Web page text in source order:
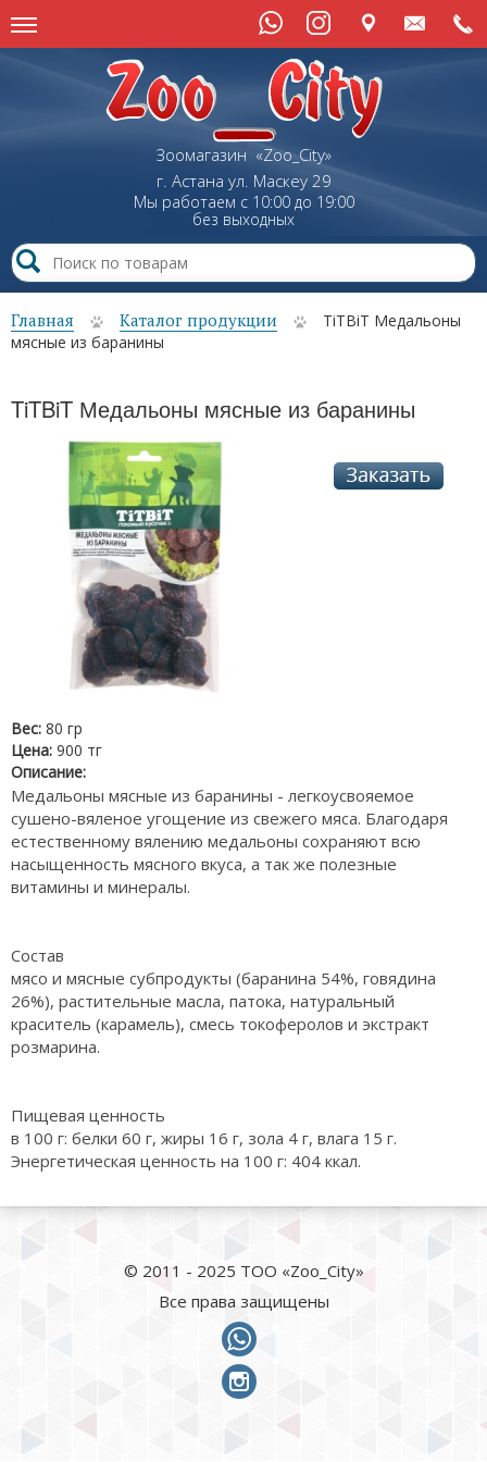
Зоомагазин «Zoo_City»
г. Астана ул. Маскеу29
Мы работаем с 10:00 до 19:00
без выходных
Главная Каталог продукции
TiTBiT Медальоны
мясные из баранины
TiTBiT Медальоны мясные из баранины
Вес: 80 гр
Цена: 900 тг
Описание:
Медальоны мясные из баранины - легкоусвояемое
сушено-вяленое угощение из свежего мяса. Благодаря
естественному вялению медальоны сохраняют всю
насыщенность мясного вкуса, а так же полезные
витамины и минералы.
Состав
мясо и мясные субпродукты (баранина 54%, говядина
26%), растительные масла, патока, натуральный
краситель (карамель), смесь токоферолов и экстракт
розмарина.
Пищевая ценность
в 100 г: белки 60 г, жиры 16 г, зола 4 г, влага 15 г.
Энергетическая ценность на 100 г: 404 ккал.
© 2011 - 2025 ТОО «Zoo_City»
Все права защищены